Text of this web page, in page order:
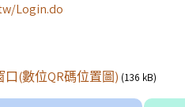
Login.do
(數位QR碼位置圖) (136 kB)